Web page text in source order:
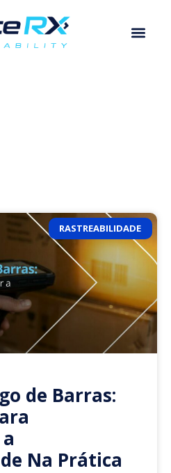
RASTREABILIDADE
de Barras:
Na Prática